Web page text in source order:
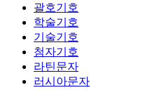
괄호기호
학술기호
기술기호
첨자기호
라틴문자
러시아문자